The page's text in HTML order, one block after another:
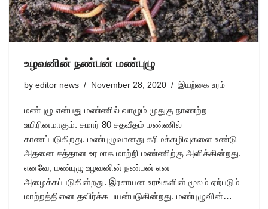
உழவனின் நண்பன் மண்புழு
by editor news November 28, 2020 இயற்கை உரம்
மண்புழு என்பது மண்ணில் வாழும் முதுகு நாணற்ற
உயிரினமாகும். சுமார் 80 சதவீதம் மண்ணில்
காணப்படுகிறது. மண்புழுவானது கரிமக்கழிவுகளை உண்டு
அதனை சத்தான உரமாக மாற்றி மண்ணிற்கு அளிக்கின்றது.
எனவே, மண்புழு உழவனின் நண்பன் என
அழைக்கப்படுகின்றது. இரசாயன உரங்களின் மூலம் ஏற்படும்
மாற்றத்தினை தவிர்க்க பயன்படுகின்றது. மண்புழுவின்…